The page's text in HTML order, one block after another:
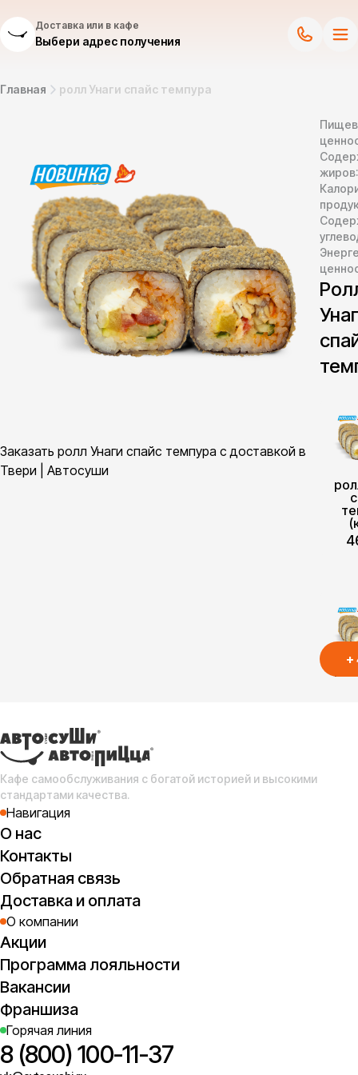
Доставка или в кафе
Выбери адрес получения
Главная ролл Унаги спайс темпура
Заказать ролл Унаги спайс темпура с доставкой в
Твери | Автосуши
+
Кафе самообслуживания с богатой историей и высокими
стандартами качества.
Навигация
О нас
Контакты
Обратная связь
Доставка и оплата
О компании
Акции
Программа лояльности
Вакансии
Франшиза
Горячая линия
8 (800) 100-11-37